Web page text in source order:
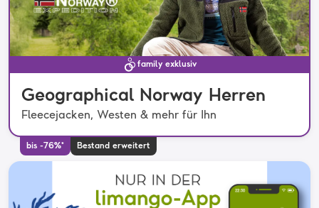
family exklusiv
Geographical Norway Herren
Fleecejacken, Westen & mehr für Ihn
bis -76%* Bestand erweitert